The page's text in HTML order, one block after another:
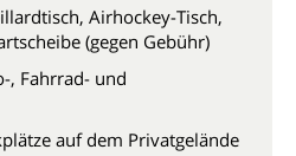
Airhockey-Tisch,
(gegen Gebühr)
, Fahrrad- und
auf dem Privatgelände